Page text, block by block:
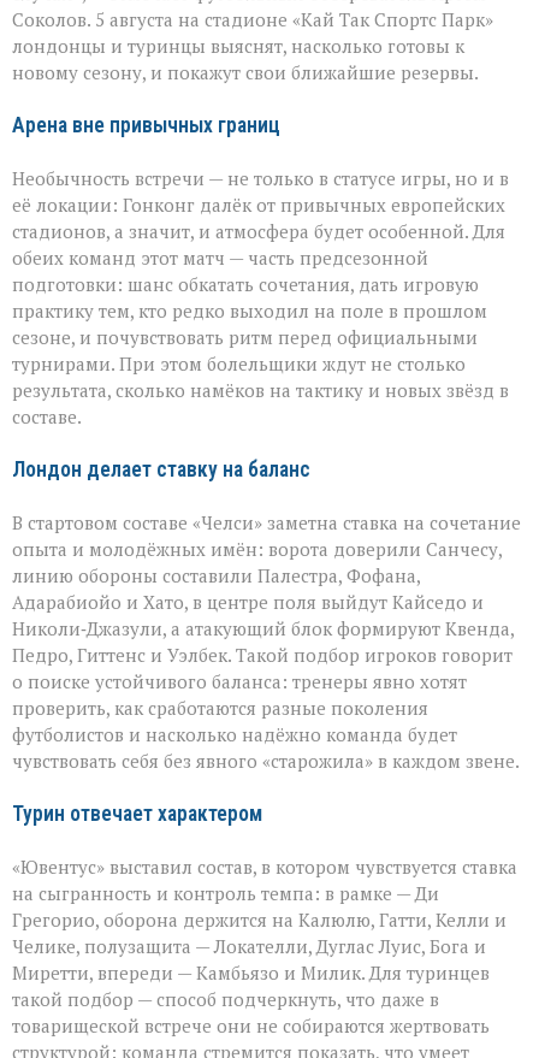
поле
в
Гонконге
Соколов. 5 августа на стадионе «Кай Так Спортс Парк»
лондонцы и туринцы выяснят, насколько готовы к
новому сезону, и покажут свои ближайшие резервы.
Арена вне привычных границ
Необычность встречи — не только в статусе игры, но и в
её локации: Гонконг далёк от привычных европейских
стадионов, а значит, и атмосфера будет особенной. Для
обеих команд этот матч — часть предсезонной
подготовки: шанс обкатать сочетания, дать игровую
практику тем, кто редко выходил на поле в прошлом
сезоне, и почувствовать ритм перед официальными
турнирами. При этом болельщики ждут не столько
результата, сколько намёков на тактику и новых звёзд в
составе.
Лондон делает ставку на баланс
В стартовом составе «Челси» заметна ставка на сочетание
опыта и молодёжных имён: ворота доверили Санчесу,
линию обороны составили Палестра, Фофана,
Адарабиойо и Хато, в центре поля выйдут Кайседо и
Николи‑Джазули, а атакующий блок формируют Квенда,
Педро, Гиттенс и Уэлбек. Такой подбор игроков говорит
о поиске устойчивого баланса: тренеры явно хотят
проверить, как сработаются разные поколения
футболистов и насколько надёжно команда будет
чувствовать себя без явного «старожила» в каждом звене.
Турин отвечает характером
«Ювентус» выставил состав, в котором чувствуется ставка
на сыгранность и контроль темпа: в рамке — Ди
Грегорио, оборона держится на Калюлю, Гатти, Келли и
Челике, полузащита — Локателли, Дуглас Луис, Бога и
Миретти, впереди — Камбьязо и Милик. Для туринцев
такой подбор — способ подчеркнуть, что даже в
товарищеской встрече они не собираются жертвовать
структурой: команда стремится показать, что умеет